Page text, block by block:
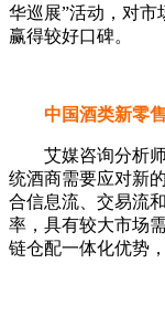
华巡展”活动，对
赢得较好口碑。
中国酒类新零
艾媒咨询分析师
统酒商需要应对新
合信息流、交易流
率，具有较大市场
链仓配一体化优势